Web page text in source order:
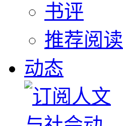
书评
推荐阅读
动态